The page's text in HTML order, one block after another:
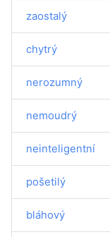
zaostalý
chytrý
nerozumný
nemoudrý
neinteligentní
pošetilý
bláhový